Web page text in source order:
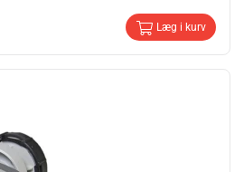
Læg i kurv